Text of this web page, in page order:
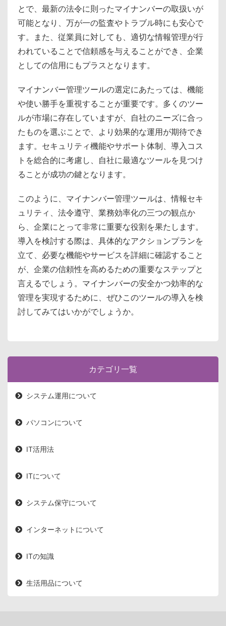
とで、最新の法令に則ったマイナンバーの取扱いが
可能となり、万が一の監査やトラブル時にも安心で
す。また、従業員に対しても、適切な情報管理が行
われていることで信頼感を与えることができ、企業
としての信用にもプラスとなります。
マイナンバー管理ツールの選定にあたっては、機能
や使い勝手を重視することが重要です。多くのツー
ルが市場に存在していますが、自社のニーズに合っ
たものを選ぶことで、より効果的な運用が期待でき
ます。セキュリティ機能やサポート体制、導入コス
トを総合的に考慮し、自社に最適なツールを見つけ
ることが成功の鍵となります。
このように、マイナンバー管理ツールは、情報セキ
ュリティ、法令遵守、業務効率化の三つの観点か
ら、企業にとって非常に重要な役割を果たします。
導入を検討する際は、具体的なアクションプランを
立て、必要な機能やサービスを詳細に確認すること
が、企業の信頼性を高めるための重要なステップと
言えるでしょう。マイナンバーの安全かつ効率的な
管理を実現するために、ぜひこのツールの導入を検
討してみてはいかがでしょうか。
カテゴリ一覧
システム運用について
パソコンについて
IT活用法
ITについて
システム保守について
インターネットについて
ITの知識
生活用品について